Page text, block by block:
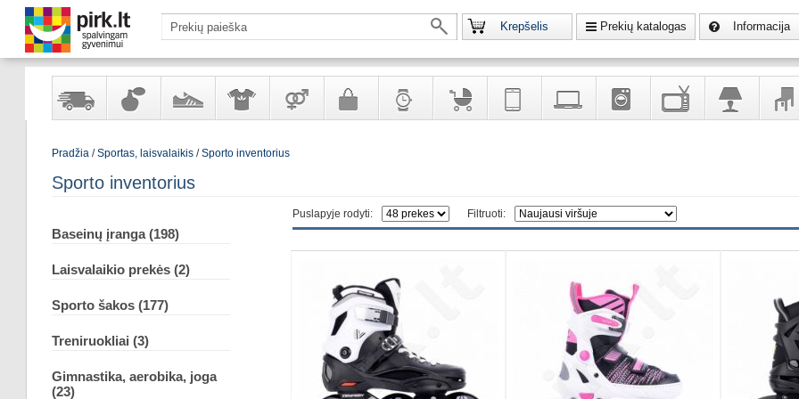
Krepšelis Prekių katalogas Informacija
Yra
Kvepalai
kosmetika
AvalynėAprangaPrekės
Pradžia /Sportas, laisvalaikis /Sporto inventorius
Sporto inventorius
Puslapyje rodyti: Filtruoti:
Baseinų įranga (198)
Laisvalaikio prekės (2)
Sporto šakos (177)
Treniruokliai (3)
Gimnastika, aerobika, joga
(23)